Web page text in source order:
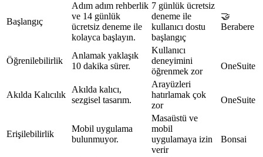
Başlangıç
Adım adım rehberlik
ve 14 günlük
ücretsiz deneme ile
kolayca başlayın.
7 günlük ücretsiz
deneme ile
kullanıcı dostu
başlangıç
🤝
Berabere
Öğrenilebilirlik
Anlamak yaklaşık
10 dakika sürer.
Kullanıcı
deneyimini
öğrenmek zor
OneSuite
Akılda Kalıcılık
Akılda kalıcı,
sezgisel tasarım.
Arayüzleri
hatırlamak çok
zor
OneSuite
Erişilebilirlik
Mobil uygulama
bulunmuyor.
Masaüstü ve
mobil
uygulamaya izin
verir
Bonsai